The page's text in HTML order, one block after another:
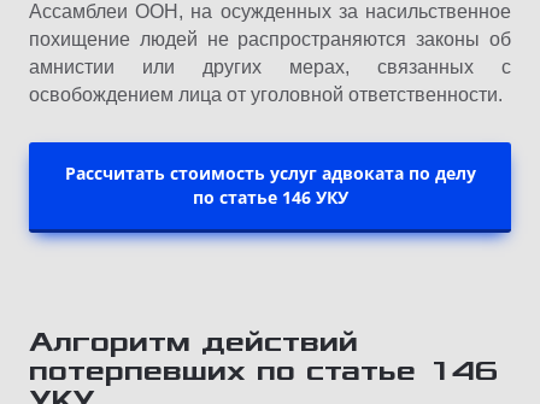
Ассамблеи ООН, на осужденных за насильственное
похищение людей не распространяются законы об
амнистии или других мерах, связанных с
освобождением лица от уголовной ответственности.
Рассчитать стоимость услуг адвоката по делу
по статье 146 УКУ
Алгоритм действий
потерпевших по статье 146